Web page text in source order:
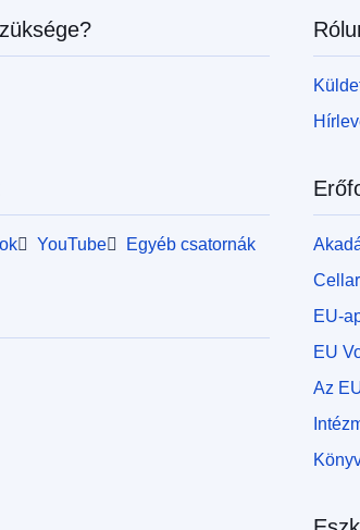
YouTube Egyéb csatornák
Cellar
EU-
EU
Az